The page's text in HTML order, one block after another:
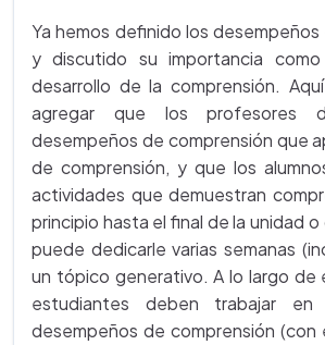
Ya hemos definido los
y discutido su importancia
desarrollo de la comprensión.
agregar que los profesores
desempeños de comprensión que
de comprensión, y que los
actividades que demuestran
principio hasta el final de la unidad o
puede dedicarle varias semanas
un tópico generativo. A lo largo de
estudiantes deben trabajar
desempeños de comprensión (con